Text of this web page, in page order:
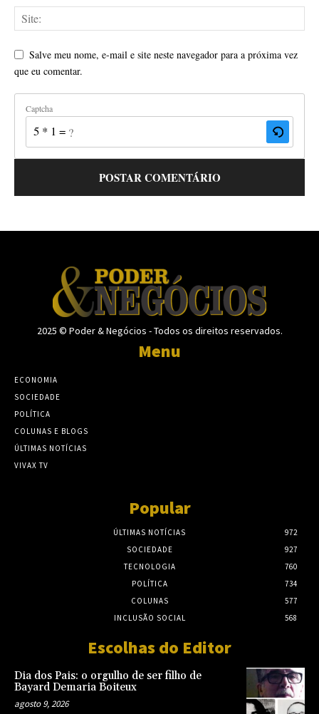
Salve meu nome, e-mail e site neste navegador para a próxima vez
que eu comentar.
Captcha
5 * 1 = ?
2025 © Poder & Negócios - Todos os direitos reservados.
Menu
ECONOMIA
SOCIEDADE
POLÍTICA
COLUNAS E BLOGS
ÚLTIMAS NOTÍCIAS
VIVAX TV
Popular
ÚLTIMAS NOTÍCIAS
972
SOCIEDADE
927
TECNOLOGIA
760
POLÍTICA
734
COLUNAS
577
INCLUSÃO SOCIAL
568
Escolhas do Editor
Dia dos Pais: o orgulho de ser filho de
Bayard Demaria Boiteux
agosto 9, 2026